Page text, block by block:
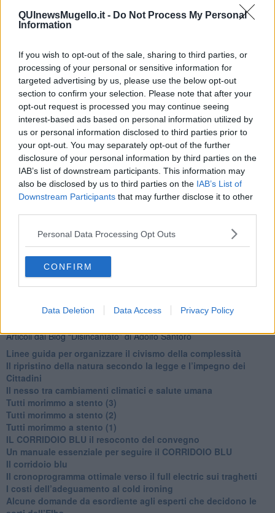
QUInewsMugello.it - Do Not Process My Personal
Information
If you wish to opt-out of the sale, sharing to third parties, or
processing of your personal or sensitive information for
targeted advertising by us, please use the below opt-out
section to confirm your selection. Please note that after your
opt-out request is processed you may continue seeing
interest-based ads based on personal information utilized by
us or personal information disclosed to third parties prior to
your opt-out. You may separately opt-out of the further
disclosure of your personal information by third parties on the
IAB’s list of downstream participants. This information may
also be disclosed by us to third parties on the IAB’s List of
Downstream Participants that may further disclose it to other
Personal Data Processing Opt Outs
CONFIRM
Data Deletion Data Access Privacy Policy
taglio di un bosco per la costruzione di una strada e di un cantiere
legato al progetto dell'Alta Velocità (TAV). Il sindaco di Vicenza si è
schierato in difesa dei boschi, chiedendo di fermare i lavori e di
composti chimici (PFAS) scaricate dalle industrie venete nelle falde
idriche, non fa più scommesse sul progresso veloce: non cerca la
gloria, ma il rispetto per la Vita!
Adolfo Santoro
Adolfo Santoro
© Riproduzione riservata
Newsletter QUInews - ToscanaMedia.Arriva gratis tutti i giorni
alle 20:00 direttamente nella tua casella di posta.
Basta cliccareQUI
Ti potrebbe interessare anche:
​I bulli vanno isolati
Trump soffre, la Corte dell'Aia è viva
Articoli dal Blog “Disincantato” di Adolfo Santoro
​Linee guida per organizzare il civismo della complessità
​Il ripristino della natura secondo la legge e l’impegno dei
Cittadini
Il nesso tra cambiamenti climatici e salute umana
Tutti morimmo a stento (3)
Tutti morimmo a stento (2)
​Tutti morimmo a stento (1)
IL CORRIDOIO BLU il resoconto del convegno
Un manuale essenziale per seguire il CORRIDOIO BLU
Il corridoio blu
​Il cronoprogramma ottimale verso il full electric sui traghetti
​I costi dell’adeguamento al cold ironing
Alcune domande da esordiente agli esperti che decidono le